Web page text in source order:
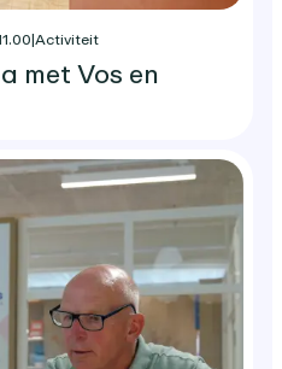
|Activiteit
met Vos en